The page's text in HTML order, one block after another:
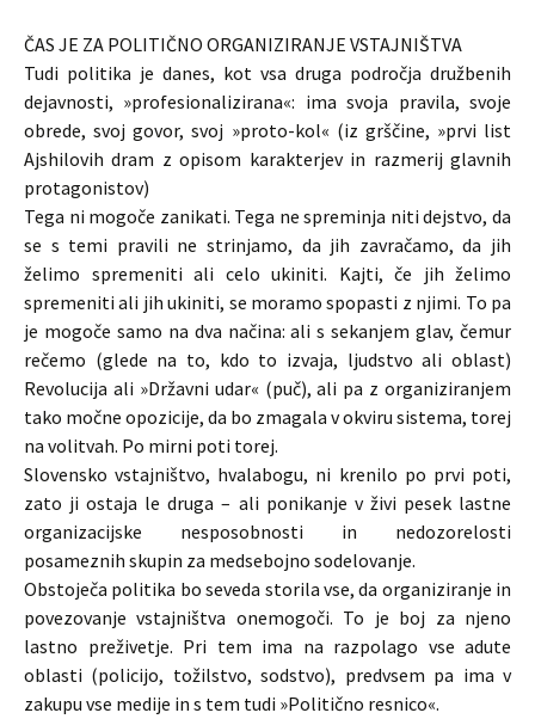
ČAS JE ZA POLITIČNO ORGANIZIRANJE VSTAJNIŠTVA
Tudi politika je danes, kot vsa druga področja družbenih
dejavnosti, »profesionalizirana«: ima svoja pravila, svoje
obrede, svoj govor, svoj »proto-kol« (iz grščine, »prvi list
Ajshilovih dram z opisom karakterjev in razmerij glavnih
protagonistov)
Tega ni mogoče zanikati. Tega ne spreminja niti dejstvo, da
se s temi pravili ne strinjamo, da jih zavračamo, da jih
želimo spremeniti ali celo ukiniti. Kajti, če jih želimo
spremeniti ali jih ukiniti, se moramo spopasti z njimi. To pa
je mogoče samo na dva načina: ali s sekanjem glav, čemur
rečemo (glede na to, kdo to izvaja, ljudstvo ali oblast)
Revolucija ali »Državni udar« (puč), ali pa z organiziranjem
tako močne opozicije, da bo zmagala v okviru sistema, torej
na volitvah. Po mirni poti torej.
Slovensko vstajništvo, hvalabogu, ni krenilo po prvi poti,
zato ji ostaja le druga – ali ponikanje v živi pesek lastne
organizacijske nesposobnosti in nedozorelosti
posameznih skupin za medsebojno sodelovanje.
Obstoječa politika bo seveda storila vse, da organiziranje in
povezovanje vstajništva onemogoči. To je boj za njeno
lastno preživetje. Pri tem ima na razpolago vse adute
oblasti (policijo, tožilstvo, sodstvo), predvsem pa ima v
zakupu vse medije in s tem tudi »Politično resnico«.